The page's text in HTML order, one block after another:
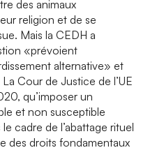
des animaux
religion et de se
Mais la CEDH a
«prévoient
alternative» et
Cour de Justice de l’UE
qu’imposer un
et non susceptible
cadre de l’abattage rituel
des droits fondamentaux